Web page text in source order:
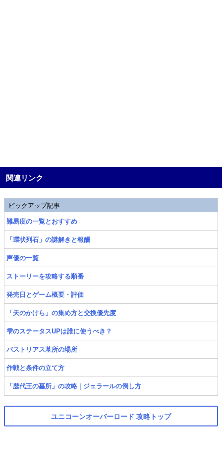
関連リンク
ピックアップ記事
難易度の一覧とおすすめ
「環状列石」の謎解きと報酬
声優の一覧
ストーリーを攻略する順番
発売日とゲーム概要・評価
「天のかけら」の集め方と交換優先度
雫のステータスUPは誰に使うべき？
バストリアス墓所の場所
作戦と条件の立て方
「歴代王の墓所」の攻略 | ジェラールの倒し方
ユニコーンオーバーロード 攻略トップ